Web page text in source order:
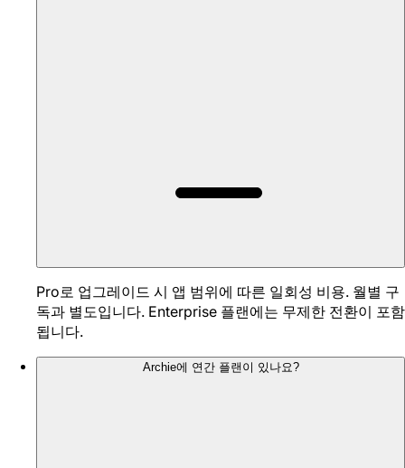
Pro로 업그레이드 시 앱 범위에 따른 일회성 비용. 월별 구
독과 별도입니다. Enterprise 플랜에는 무제한 전환이 포함
됩니다.
Archie에 연간 플랜이 있나요?